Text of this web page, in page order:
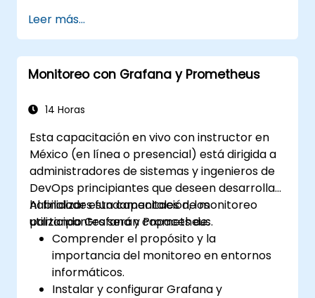
Leer más...
Monitoreo con Grafana y Prometheus
14 Horas
Esta capacitación en vivo con instructor en
México (en línea o presencial) está dirigida a
administradores de sistemas y ingenieros de
DevOps principiantes que deseen desarrollar
habilidades fundamentales de monitoreo
utilizando Grafana y Prometheus.
Al finalizar esta capacitación, los
participantes serán capaces de:
Comprender el propósito y la
importancia del monitoreo en entornos
informáticos.
Instalar y configurar Grafana y